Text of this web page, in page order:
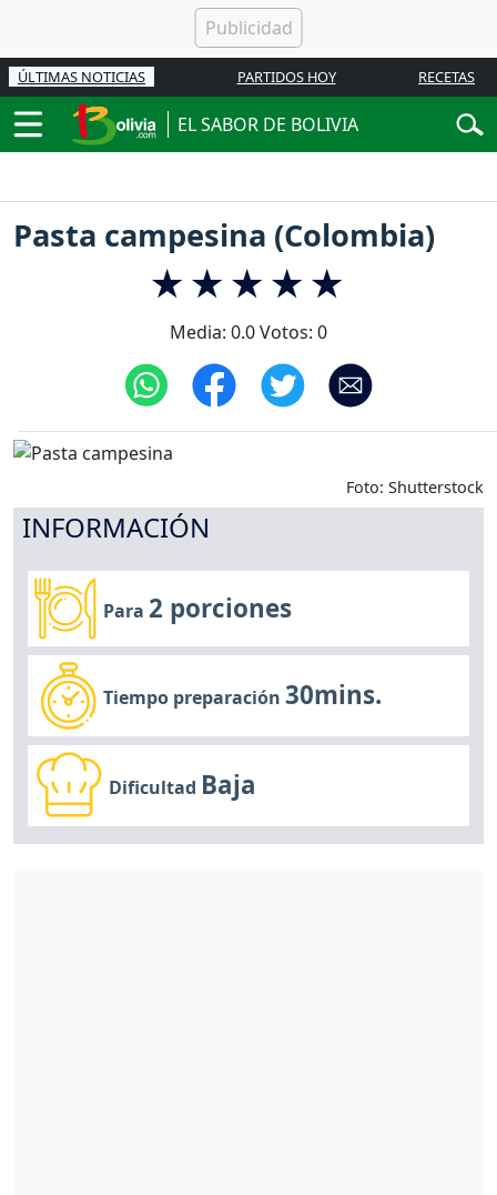
ÚLTIMAS NOTICIAS PARTIDOS HOY RECETAS
EL SABOR DE BOLIVIA
Pasta campesina (Colombia)
Media: 0.0Votos: 0
Foto: Shutterstock
INFORMACIÓN
Para 2 porciones
Tiempo preparación30mins.
Dificultad Baja